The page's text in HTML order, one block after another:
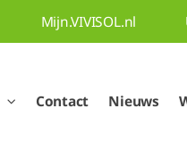
Mijn.VIVISOL.nl
Contact Nieuws